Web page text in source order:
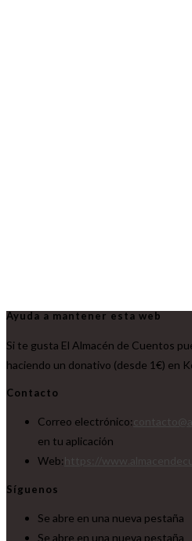
Ayuda a mantener esta web
Si te gusta El Almacén de Cuentos
haciendo un donativo (desde 1€) en
Contacto
Correo electrónico:
en tu aplicación
Web:
Síguenos
Se abre en una nueva pestaña
Se abre en una nueva pestaña